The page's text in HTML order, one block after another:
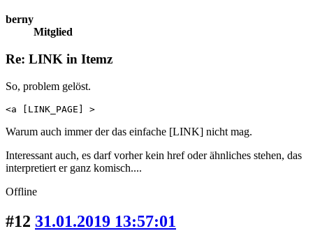
berny
Mitglied
Re: LINK in Itemz
So, problem gelöst.
<a [LINK_PAGE] >
Warum auch immer der das einfache [LINK] nicht mag.
Interessant auch, es darf vorher kein href oder ähnliches stehen, das
interpretiert er ganz komisch....
Offline
#12 31.01.2019 13:57:01